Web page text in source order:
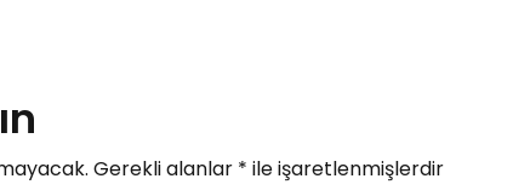
Gerekli alanlar * ile işaretlenmişlerdir